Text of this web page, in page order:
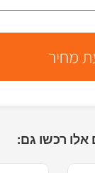
אלו רכשו גם: